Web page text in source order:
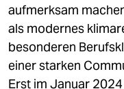
aufmerksam
als modernes
besonderen
einer starken
Erst im Januar